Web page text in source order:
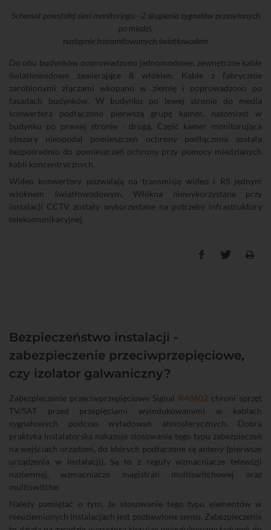
Schemat powstałej sieci monitoringu - 2 skupienia sygnałów przesyłanych
po miedzi,
następnie transmitowanych światłowodem
Do obu budynków poprowadzono jednomodowe, zewnętrzne kable
światłowodowe zawierające 8 włókien. Kable z fabrycznie
zarobionymi złączami wkopano w ziemię i poprowadzono po
fasadach budynków. W budynku po lewej stronie do media
konwertera podłączono pierwszą grupę kamer, natomiast w
budynku po prawej stronie - drugą. Część kamer monitorująca
obszary nieopodal pomieszczeń ochrony podłączona została
bezpośrednio do pomieszczeń ochrony przy pomocy miedzianych
kabli koncentrycznych.
Wideo konwertery pozwalają na transmisję wideo i RS jednym
włóknem światłowodowym. Włókna niewykorzystane przy
instalacji CCTV zostały wykorzystane na potrzeby infrastruktury
telekomunikacyjnej.
Bezpieczeństwo instalacji -
zabezpieczenie przeciwprzepięciowe,
czy izolator galwaniczny?
Zabezpieczenie przeciwprzepięciowe Signal R48602 chroni sprzęt
TV/SAT przed przepięciami wyindukowanymi w kablach
sygnałowych podczas wyładowań atmosferycznych. Dobra
praktyka instalatorska nakazuje stosowanie tego typu zabezpieczeń
na wejściach urządzeń, do których podłączone są anteny (pierwsze
urządzenia w instalacji). Są to z reguły wzmacniacze telewizji
naziemnej, wzmacniacze magistrali multiswitchowej oraz
multiswitche.
Należy pamiętać o tym, że stosowanie tego typu elementów w
nieuziemionych instalacjach jest pozbawione sensu. Zabezpieczenie